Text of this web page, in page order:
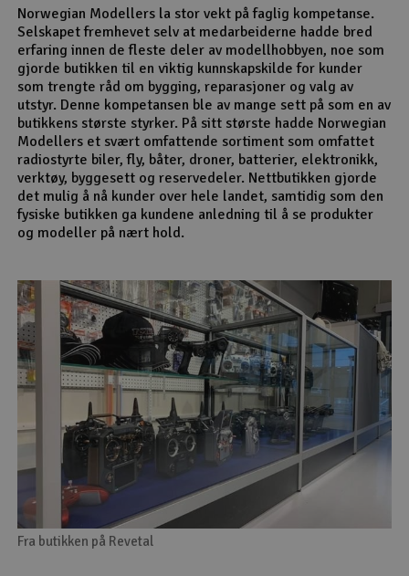
Norwegian Modellers la stor vekt på faglig kompetanse.
Selskapet fremhevet selv at medarbeiderne hadde bred
erfaring innen de fleste deler av modellhobbyen, noe som
gjorde butikken til en viktig kunnskapskilde for kunder
som trengte råd om bygging, reparasjoner og valg av
utstyr. Denne kompetansen ble av mange sett på som en av
butikkens største styrker. På sitt største hadde Norwegian
Modellers et svært omfattende sortiment som omfattet
radiostyrte biler, fly, båter, droner, batterier, elektronikk,
verktøy, byggesett og reservedeler. Nettbutikken gjorde
det mulig å nå kunder over hele landet, samtidig som den
fysiske butikken ga kundene anledning til å se produkter
og modeller på nært hold.
Fra butikken på Revetal